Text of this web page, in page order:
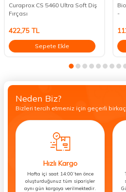
Curaprox CS 5460 Ultra Soft Diş
Fırçası
422,75 TL
Sepete Ekle
-
Neden Biz?
Bizleri tercih etmeniz için geçerli
Hızlı Kargo
Hafta içi saat 14:00’ten önce
oluşturduğunuz tüm siparişler
aynı gün kargoya verilmektedir.